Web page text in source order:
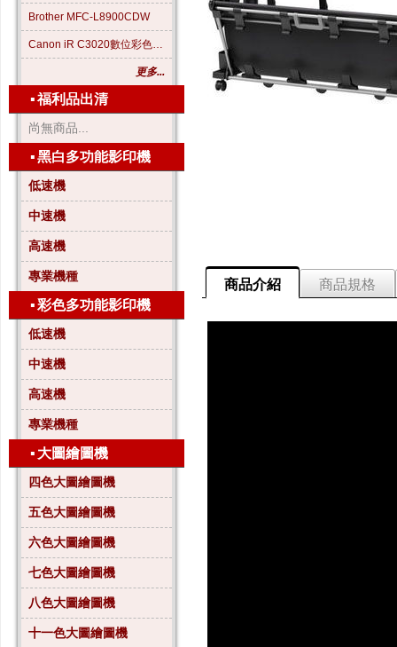
Brother MFC-L8900CDW
Canon iR C3020數位彩色影印機
更多...
▪福利品出清
尚無商品...
▪黑白多功能影印機
低速機
中速機
高速機
專業機種
▪彩色多功能影印機
低速機
中速機
高速機
專業機種
▪ 大圖繪圖機
四色大圖繪圖機
五色大圖繪圖機
六色大圖繪圖機
七色大圖繪圖機
八色大圖繪圖機
十一色大圖繪圖機
商品介紹 商品規格